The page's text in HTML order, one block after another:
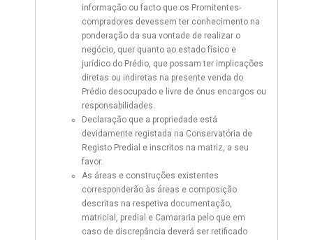
informação ou facto que os Promitentes-
compradores devessem ter conhecimento na
ponderação da sua vontade de realizar o
negócio, quer quanto ao estado físico e
jurídico do Prédio, que possam ter implicações
diretas ou indiretas na presente venda do
Prédio desocupado e livre de ónus encargos ou
responsabilidades.
Declaração que a propriedade está
devidamente registada na Conservatória de
Registo Predial e inscritos na matriz, a seu
favor.
As áreas e construções existentes
corresponderão às áreas e composição
descritas na respetiva documentação,
matricial, predial e Camararia pelo que em
caso de discrepância deverá ser retificado